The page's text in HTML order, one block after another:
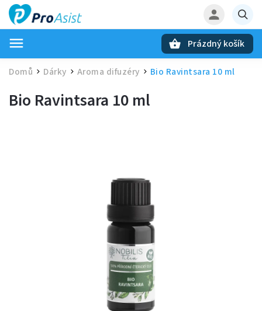
Prázdný košík
Domů / Dárky / Aroma difuzéry / Bio Ravintsara 10 ml
Bio Ravintsara 10 ml